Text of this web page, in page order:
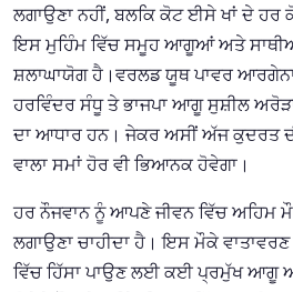
ਲਗਾਉਣਾ ਨਹੀਂ, ਬਲਕਿ ਕੋਟ ਈਸੇ ਖਾਂ ਦੇ ਹਰ
ਇਸ ਮੁਹਿੰਮ ਵਿੱਚ ਸਮੂਹ ਆਗੂਆਂ ਅਤੇ
ਸ਼ਲਾਘਾਯੋਗ ਹੈ।ਵਰਲਡ ਯੂਥ ਪਾਵਰ
ਹਰਵਿੰਦਰ ਸੰਧੂ ਤੇ ਭਾਜਪਾ ਆਗੂ ਸੁਸ਼ੀਲ
ਦਾ ਆਧਾਰ ਹਨ। ਜੇਕਰ ਅਸੀਂ ਅੱਜ ਕੁਦਰਤ
ਵਾਲਾ ਸਮਾਂ ਹੋਰ ਵੀ ਭਿਆਨਕ ਹੋਵੇਗਾ।
ਹਰ ਨੌਜਵਾਨ ਨੂੰ ਆਪਣੇ ਜੀਵਨ ਵਿੱਚ ਅਹਿਮ
ਲਗਾਉਣਾ ਚਾਹੀਦਾ ਹੈ। ਇਸ ਮੌਕੇ
ਵਿੱਚ ਹਿੱਸਾ ਪਾਉਣ ਲਈ ਕਈ ਪ੍ਰਮੁੱਖ ਆਗੂ